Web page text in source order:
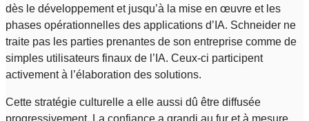
dès le développement et jusqu’à la mise en œuvre et les
phases opérationnelles des applications d’IA. Schneider ne
traite pas les parties prenantes de son entreprise comme de
simples utilisateurs finaux de l’IA. Ceux-ci participent
activement à l’élaboration des solutions.
Cette stratégie culturelle a elle aussi dû être diffusée